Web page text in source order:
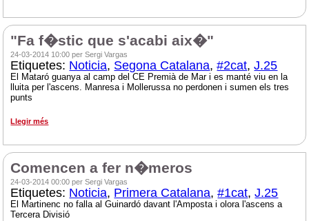
"Fa f�stic que s'acabi aix�"
24-03-2014 10:00 per Sergi Vargas
Etiquetes: Noticia, Segona Catalana,#2cat,J.25
El Mataró guanya al camp del CE Premià de Mar i es manté viu en la
lluita per l'ascens. Manresa i Mollerussa no perdonen i sumen els tres
punts
Llegir més
Comencen a fer n�meros
24-03-2014 00:00 per Sergi Vargas
Etiquetes: Noticia, Primera Catalana,#1cat,J.25
El Martinenc no falla al Guinardó davant l'Amposta i olora l'ascens a
Tercera Divisió